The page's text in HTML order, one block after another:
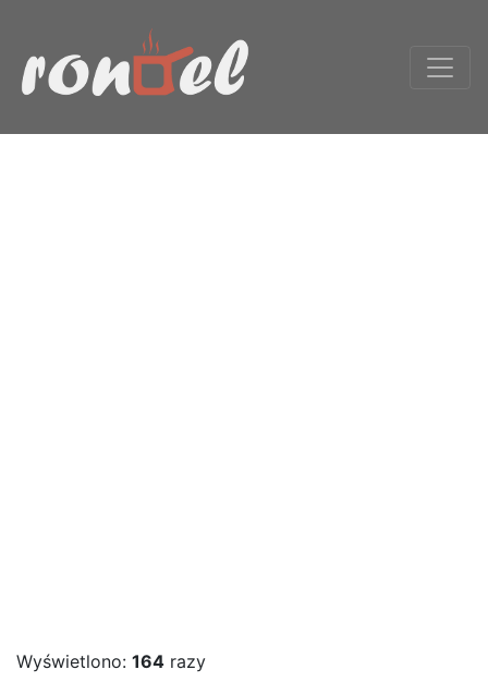
Wyświetlono: 164 razy